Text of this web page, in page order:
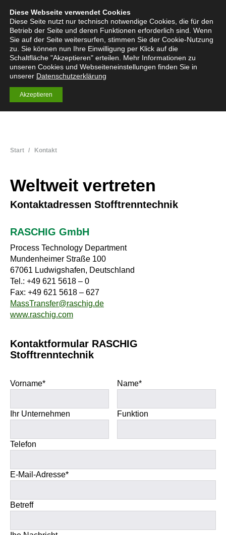
English Deutsch
Sie befinden sich hier:
Start Kontakt
Weltweit vertreten
Kontaktadressen Stofftrenntechnik
RASCHIG GmbH
Process Technology Department
Mundenheimer Straße 100
67061 Ludwigshafen, Deutschland
Tel.: +49 621 5618 – 0
Fax: +49 621 5618 – 627
MassTransfer@raschig.de
www.raschig.com
Kontaktformular RASCHIG
Stofftrenntechnik
Bitte lasse dieses Feld leer.
Bitte lasse dieses Feld leer.
Vorname* Name*
Ihr Unternehmen Funktion
Telefon
E-Mail-Adresse*
Betreff
Diese Webseite verwendet Cookies
Diese Seite nutzt nur technisch notwendige Cookies, die für den
Betrieb der Seite und deren Funktionen erforderlich sind. Wenn
Sie auf der Seite weitersurfen, stimmen Sie der Cookie-Nutzung
zu. Sie können nun Ihre Einwilligung per Klick auf die
Schaltfläche "Akzeptieren" erteilen. Mehr Informationen zu
unseren Cookies und Webseiteneinstellungen finden Sie in
unserer Datenschutzerklärung
Akzeptieren